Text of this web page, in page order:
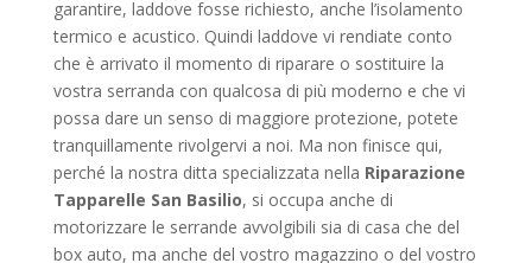
garantire, laddove fosse richiesto, anche l’isolamento
termico e acustico. Quindi laddove vi rendiate conto
che è arrivato il momento di riparare o sostituire la
vostra serranda con qualcosa di più moderno e che vi
possa dare un senso di maggiore protezione, potete
tranquillamente rivolgervi a noi. Ma non finisce qui,
perché la nostra ditta specializzata nella Riparazione
Tapparelle San Basilio, si occupa anche di
motorizzare le serrande avvolgibili sia di casa che del
box auto, ma anche del vostro magazzino o del vostro